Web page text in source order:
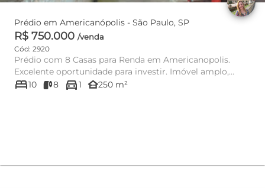
Prédio em Americanópolis - São Paulo, SP
R$ 750.000 /venda
Cód: 2920
Prédio com 8 Casas para Renda em Americanopolis.
Excelente oportunidade para investir. Imóvel amplo,
possui excelente ...
bed10 8 directions_car1 other_houses250 m²